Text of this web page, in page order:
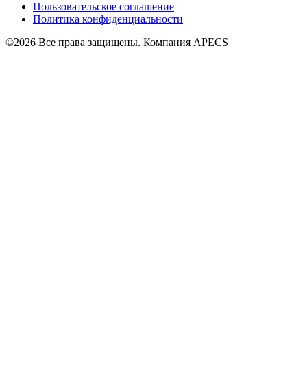
Пользовательское соглашение
Политика конфиденциальности
©2026 Все права защищены. Компания APECS